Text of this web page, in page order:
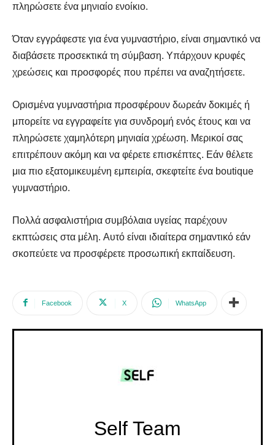
πληρώσετε ένα μηνιαίο ενοίκιο.
Όταν εγγράφεστε για ένα γυμναστήριο, είναι σημαντικό να
διαβάσετε προσεκτικά τη σύμβαση. Υπάρχουν κρυφές
χρεώσεις και προσφορές που πρέπει να αναζητήσετε.
Ορισμένα γυμναστήρια προσφέρουν δωρεάν δοκιμές ή
μπορείτε να εγγραφείτε για συνδρομή ενός έτους και να
πληρώσετε χαμηλότερη μηνιαία χρέωση. Μερικοί σας
επιτρέπουν ακόμη και να φέρετε επισκέπτες. Εάν θέλετε
μια πιο εξατομικευμένη εμπειρία, σκεφτείτε ένα boutique
γυμναστήριο.
Πολλά ασφαλιστήρια συμβόλαια υγείας παρέχουν
εκπτώσεις στα μέλη. Αυτό είναι ιδιαίτερα σημαντικό εάν
σκοπεύετε να προσφέρετε προσωπική εκπαίδευση.
Facebook X WhatsApp
Self Team